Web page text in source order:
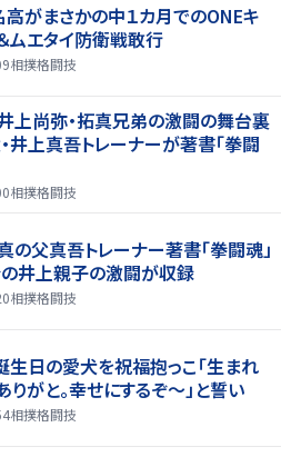
高がまさかの中１カ月でのONEキ
ムエタイ防衛戦敢行
相撲格闘技
井上尚弥・拓真兄弟の激闘の舞台裏
上真吾トレーナーが著書「拳闘
相撲格闘技
の父真吾トレーナー著書「拳闘魂」
井上親子の激闘が収録
相撲格闘技
生日の愛犬を祝福抱っこ「生まれ
りがと。幸せにするぞ～」と誓い
相撲格闘技